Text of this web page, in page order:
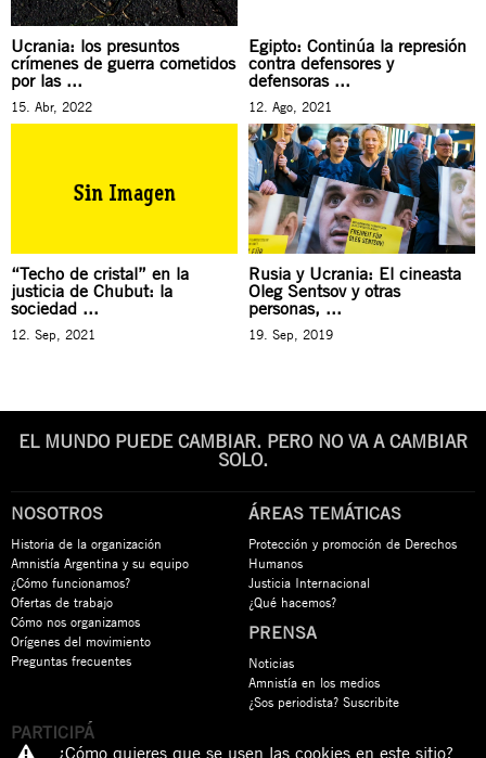
Ucrania: los presuntos
crímenes de guerra cometidos
por las ...
15. Abr, 2022
Egipto: Continúa la represión
contra defensores y
defensoras ...
12. Ago, 2021
“Techo de cristal” en la
justicia de Chubut: la
sociedad ...
12. Sep, 2021
Rusia y Ucrania: El cineasta
Oleg Sentsov y otras
personas, ...
19. Sep, 2019
EL MUNDO PUEDE CAMBIAR. PERO NO VA A CAMBIAR
SOLO.
NOSOTROS
Historia de la organización
Amnistía Argentina y su equipo
¿Cómo funcionamos?
Ofertas de trabajo
Cómo nos organizamos
Orígenes del movimiento
Preguntas frecuentes
ÁREAS TEMÁTICAS
Protección y promoción de Derechos
Humanos
Justicia Internacional
¿Qué hacemos?
PRENSA
Noticias
Amnistía en los medios
¿Sos periodista? Suscribite
PARTICIPÁ
¿Cómo quieres que se usen las cookies en este sitio?